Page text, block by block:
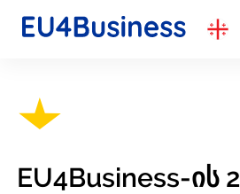
EU4Business-ის